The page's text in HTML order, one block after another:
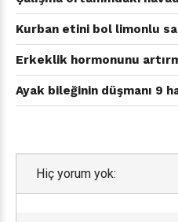
Kurban etini bol limonlu
Erkeklik hormonunu
Ayak bileğinin düşmanı 9
Hiç yorum yok: